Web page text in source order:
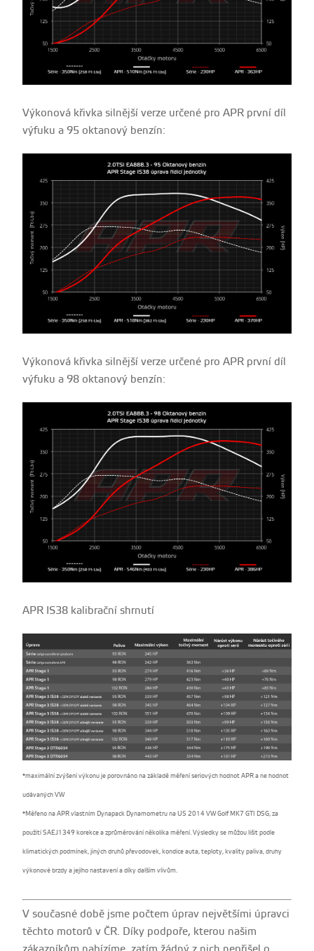
Výkonová křivka silnější verze určené pro APR první díl
výfuku a 95 oktanový benzín:
Výkonová křivka silnější verze určené pro APR první díl
výfuku a 98 oktanový benzín:
APR IS38 kalibrační shrnutí
*maximální zvýšení výkonu je porovnáno na základě měření seriových hodnot APR a ne hodnot
udávaných VW
*Měřeno na APR vlastním Dynapack Dynamometru na US 2014 VW Golf MK7 GTI DSG, za
použití SAEJ1349 korekce a zprůměrování několika měření. Výsledky se můžou lišit podle
klimatických podmínek, jiných druhů převodovek, kondice auta, teploty, kvality paliva, druhy
výkonové brzdy a jejího nastavení a díky dalším vlivům.
V současné době jsme počtem úprav největšími úpravci
těchto motorů v ČR. Díky podpoře, kterou našim